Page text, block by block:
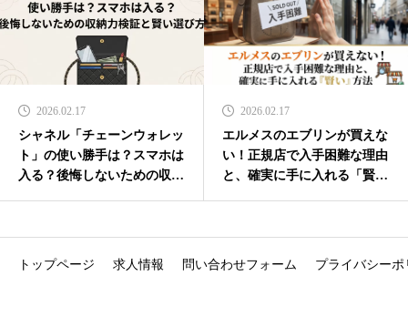
2026.02.17
シャネル「チェーンウォレッ
ト」の使い勝手は？スマホは
入る？後悔しないための収納
2026.02.17
エルメスのエブリンが買えな
い！正規店で入手困難な理由
と、確実に手に入れる「賢
トップページ 求人情報 問い合わせフォーム プライバシーポ